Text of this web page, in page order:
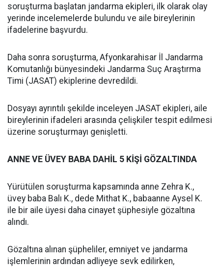
soruşturma başlatan jandarma ekipleri, ilk olarak olay
yerinde incelemelerde bulundu ve aile bireylerinin
ifadelerine başvurdu.
Daha sonra soruşturma, Afyonkarahisar İl Jandarma
Komutanlığı bünyesindeki Jandarma Suç Araştırma
Timi (JASAT) ekiplerine devredildi.
Dosyayı ayrıntılı şekilde inceleyen JASAT ekipleri, aile
bireylerinin ifadeleri arasında çelişkiler tespit edilmesi
üzerine soruşturmayı genişletti.
ANNE VE ÜVEY BABA DAHİL 5 KİŞİ GÖZALTINDA
Yürütülen soruşturma kapsamında anne Zehra K.,
üvey baba Balı K., dede Mithat K., babaanne Aysel K.
ile bir aile üyesi daha cinayet şüphesiyle gözaltına
alındı.
Gözaltına alınan şüpheliler, emniyet ve jandarma
işlemlerinin ardından adliyeye sevk edilirken,